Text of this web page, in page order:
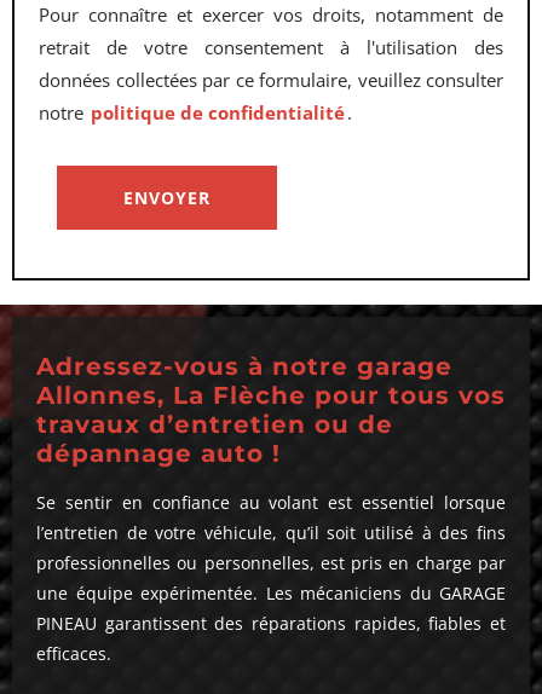
Pour connaître et exercer vos droits, notamment de
retrait de votre consentement à l'utilisation des
données collectées par ce formulaire, veuillez consulter
notre politique de confidentialité.
Adressez-vous à notre garage
Allonnes, La Flèche pour tous vos
travaux d’entretien ou de
dépannage auto !
Se sentir en confiance au volant est essentiel lorsque
l’entretien de votre véhicule, qu’il soit utilisé à des fins
professionnelles ou personnelles, est pris en charge par
une équipe expérimentée. Les mécaniciens du GARAGE
PINEAU garantissent des réparations rapides, fiables et
efficaces.